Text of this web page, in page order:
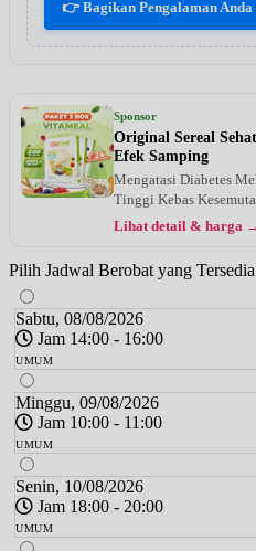
👉 Bagikan Pengalaman Anda
Sponsor
Original Sereal
Efek Samping
Mengatasi Diabetes
Tinggi Kebas
Lihat detail & harga
Pilih Jadwal Berobat yang
Sabtu, 08/08/2026
Jam 14:00 - 16:00
UMUM
Minggu, 09/08/2026
Jam 10:00 - 11:00
UMUM
Senin, 10/08/2026
Jam 18:00 - 20:00
UMUM